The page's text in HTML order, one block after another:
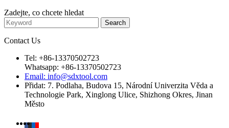
Zadejte, co chcete hledat
Contact Us
Tel: +86-13370502723
Whatsapp: +86-13370502723
Email: info@sdxtool.com
Přidat: 7. Podlaha, Budova 15, Národní Univerzita Věda a
Technologie Park, Xinglong Ulice, Shizhong Okres, Jinan
Město